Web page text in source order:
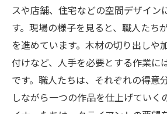
スや店舗、住宅などの空間デザイン
す。現場の様子を見ると、職人たち
を進めています。木材の切り出しや
付けなど、人手を必要とする作業に
です。職人たちは、それぞれの得意
しながら一つの作品を仕上げていく